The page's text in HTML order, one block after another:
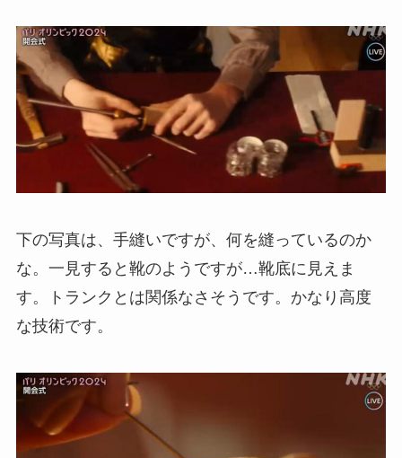
下の写真は、手縫いですが、何を縫っているのか
な。一見すると靴のようですが…靴底に見えま
す。トランクとは関係なさそうです。かなり高度
な技術です。